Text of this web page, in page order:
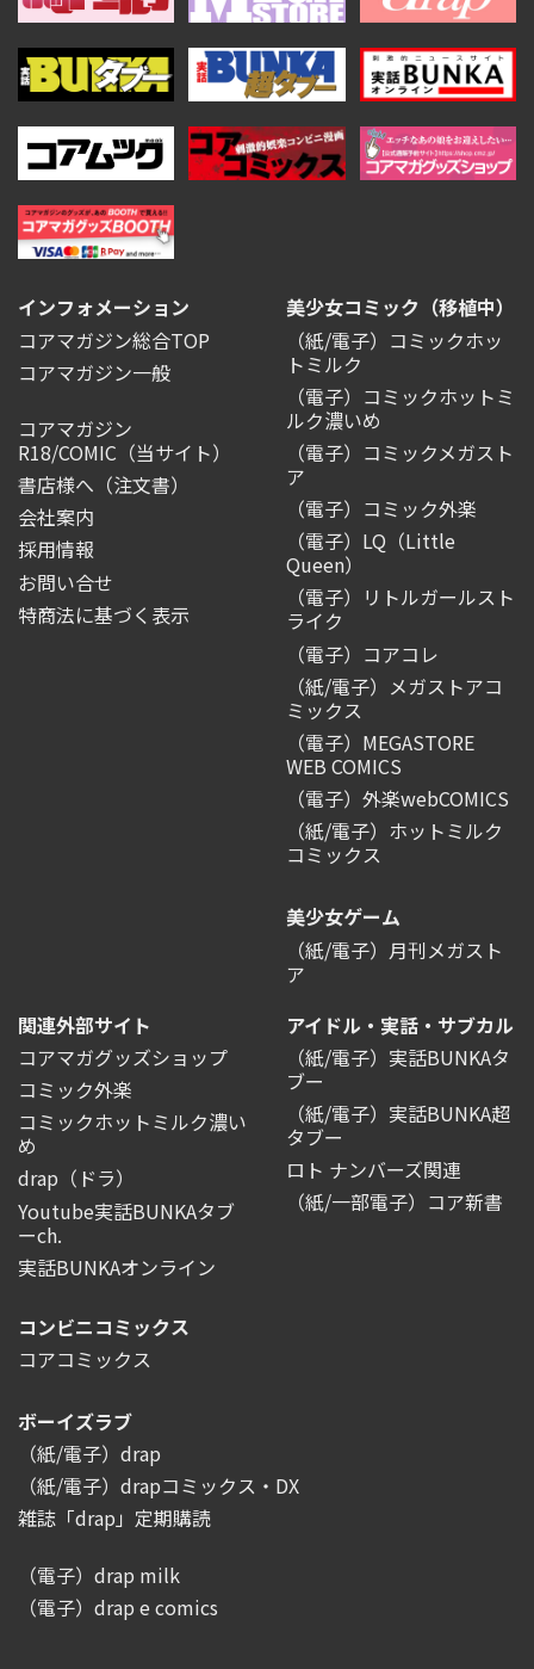
インフォメーション
コアマガジン総合TOP
コアマガジン一般
コアマガジン
R18/COMIC （当サイト）
書店様へ（注文書）
会社案内
採用情報
お問い合せ
特商法に基づく表示
美少女コミック（移植中）
（紙/電子）コミックホッ
トミルク
（電子）コミックホットミ
ルク濃いめ
（電子）コミックメガスト
ア
（電子）コミック外楽
（電子）LQ（Little
Queen）
（電子）リトルガールスト
ライク
（電子）コアコレ
（紙/電子）メガストアコ
ミックス
（電子）MEGASTORE
WEB COMICS
（電子）外楽webCOMICS
（紙/電子）ホットミルク
コミックス
美少女ゲーム
（紙/電子）月刊メガスト
ア
関連外部サイト
コアマガグッズショップ
コミック外楽
コミックホットミルク濃い
め
drap（ドラ）
Youtube実話BUNKAタブ
ーch.
実話BUNKAオンライン
アイドル・実話・サブカル
（紙/電子）実話BUNKAタ
ブー
（紙/電子）実話BUNKA超
タブー
ロト ナンバーズ関連
（紙/一部電子）コア新書
コンビニコミックス
コアコミックス
ボーイズラブ
（紙/電子）drap
（紙/電子）drapコミックス・DX
雑誌「drap」定期購読
（電子）drap milk
（電子）drap e comics